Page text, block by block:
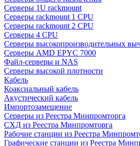
Серверы 1U rackmount
Серверы rackmount 1 CPU
Серверы rackmount 2 CPU
Серверы 4 CPU
Серверы высокопроизводительных
Серверы AMD EPYC 7000
Файл-серверы и NAS
Серверы высокой плотности
Кабель
Коаксиальный кабель
Акустический кабель
Импортозамещение
Серверы из Реестра Минпромторга
СХД из Реестра Минпромторга
Рабочие станции из Реестра
Графические станции из Реестра